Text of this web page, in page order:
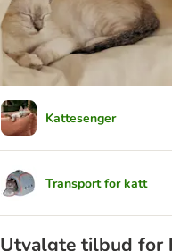
Kattesenger
Transport for katt
Utvalgte tilbud for